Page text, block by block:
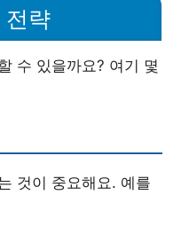
전략
수 있을까요? 여기 몇
것이 중요해요. 예를